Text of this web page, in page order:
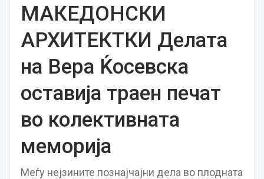
МАКЕДОНСКИ
АРХИТЕКТКИ Делата
на Вера Ќосевска
оставија траен печат
во колективната
меморија
Меѓу нејзините познајчајни дела во плодната